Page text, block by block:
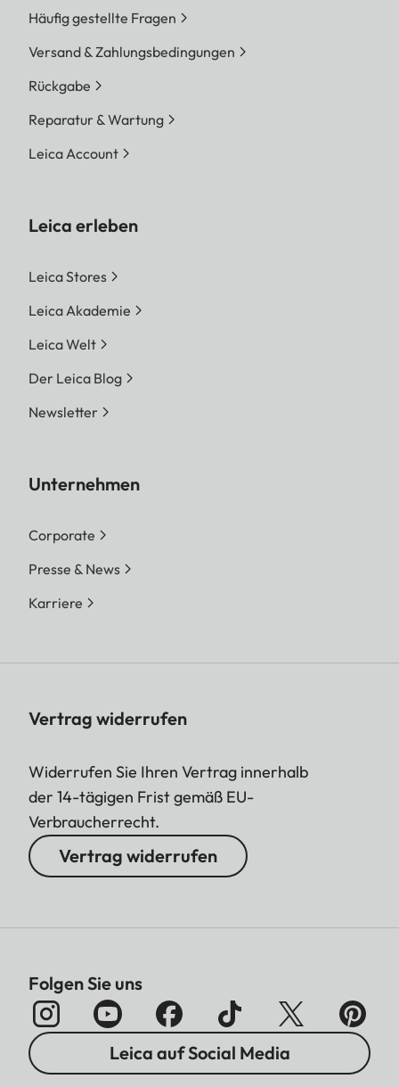
Häufig gestellte Fragen
Versand & Zahlungsbedingungen
Rückgabe
Reparatur & Wartung
Leica Account
Leica erleben
Leica Stores
Leica Akademie
Leica Welt
Der Leica Blog
Newsletter
Unternehmen
Corporate
Presse & News
Karriere
Vertrag widerrufen
Widerrufen Sie Ihren Vertrag innerhalb
der 14-tägigen Frist gemäß EU-
Verbraucherrecht.
Vertrag widerrufen
Folgen Sie uns
Leica auf Social Media